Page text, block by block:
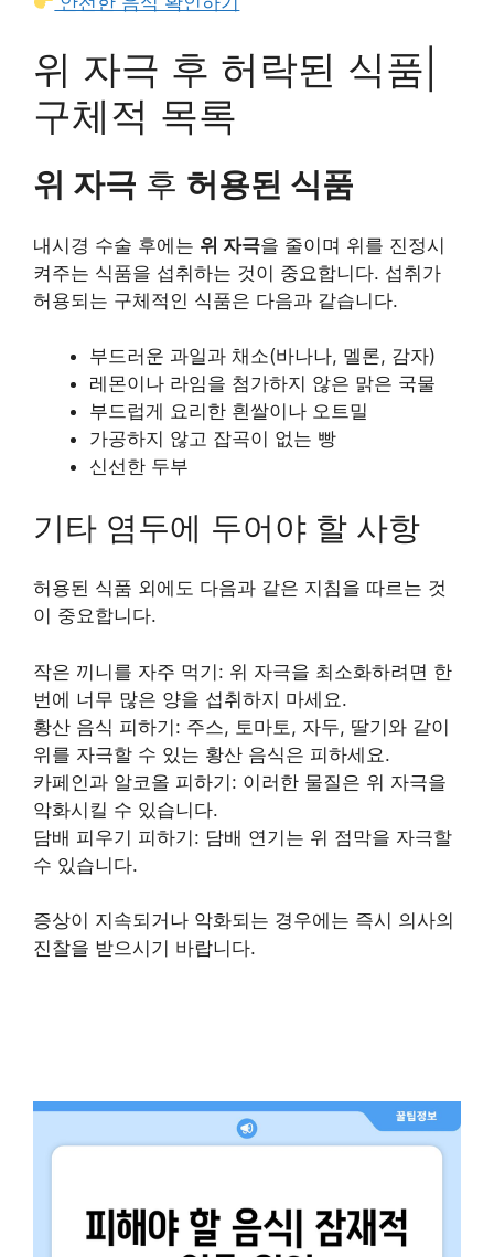
위 자극 후 허락된 식품|
구체적 목록
위 자극 후 허용된 식품
내시경 수술 후에는 위 자극을 줄이며 위를 진정시
켜주는 식품을 섭취하는 것이 중요합니다. 섭취가
허용되는 구체적인 식품은 다음과 같습니다.
부드러운 과일과 채소(바나나, 멜론, 감자)
레몬이나 라임을 첨가하지 않은 맑은 국물
부드럽게 요리한 흰쌀이나 오트밀
가공하지 않고 잡곡이 없는 빵
신선한 두부
기타 염두에 두어야 할 사항
허용된 식품 외에도 다음과 같은 지침을 따르는 것
이 중요합니다.
작은 끼니를 자주 먹기: 위 자극을 최소화하려면 한
번에 너무 많은 양을 섭취하지 마세요.
황산 음식 피하기: 주스, 토마토, 자두, 딸기와 같이
위를 자극할 수 있는 황산 음식은 피하세요.
카페인과 알코올 피하기: 이러한 물질은 위 자극을
악화시킬 수 있습니다.
담배 피우기 피하기: 담배 연기는 위 점막을 자극할
수 있습니다.
증상이 지속되거나 악화되는 경우에는 즉시 의사의
진찰을 받으시기 바랍니다.